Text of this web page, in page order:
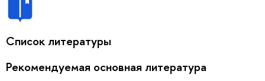
Список литературы
Рекомендуемая основная литература